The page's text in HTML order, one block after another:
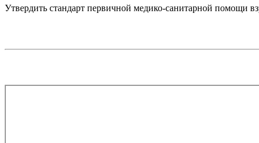
Утвердить стандарт первичной медико-санитарной помощи